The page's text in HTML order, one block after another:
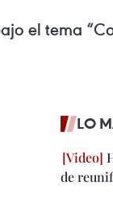
el tema
LO
de